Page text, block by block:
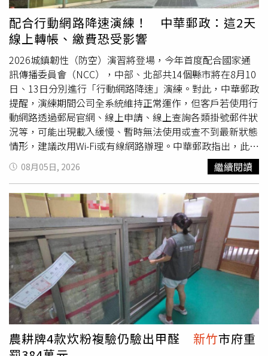
配合行動網路降速演練！ 中華郵政：這2天
線上轉帳、繳費恐受影響
2026城鎮韌性（防空）演習將登場，今年首度配合國家通
訊傳播委員會（NCC），中部、北部共14個縣市將在8月10
日、13日分別進行「行動網路降速」演練。對此，中華郵政
提醒，演練期間公司全系統維持正常運作，但客戶若使用行
動網路透過郵局官網、線上申請、線上查詢各類掛號郵件狀
況等，可能出現載入緩慢、暫時無法使用或查不到最新狀態
情形，建議改用Wi-Fi或有線網路辦理。中華郵政指出，此次
「行動網路降速演練」項目，是為了模擬中部與北部共 14
個縣市在戰爭、天災或網路攻擊等極端情境下通訊資源受
限、頻寬不足的狀況。中部地區演練時間為8月10日（星期
一）下午2時30分至3時，包含台中市、苗栗縣、南投縣、
彰化縣、雲林縣、嘉義市、嘉義縣；北部地區演練時間則是
8月13日（星期四）下午2時30分至3時，包含新北市、台北
市、基隆市、桃園市、新竹 市、 新竹縣、宜蘭縣。中華郵政
說明，屆時行動網路將變慢與受阻，在演習30分鐘內，手機
行動上網將明顯變慢、甚至僅能維持語音通話和簡訊服務；
110、119報案專線、語音通話、簡訊及災防告警細胞廣播
（CBS）訊息接收功能仍可正常運作；演習期間中華郵政公
司全系統維持正常服務，惟客戶若使用行動網路進行交易或
查詢，會因網路降速而不順暢或無法執行。中華郵政表示，
演練期間因行動網路降速影響，客戶使用行動網路透過郵局
08月05日, 2026 繼續閱讀
農耕牌4款炊粉複驗仍驗出甲醛 新竹市府重